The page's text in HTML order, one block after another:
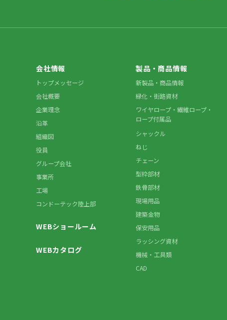
会社情報
トップメッセージ
会社概要
企業理念
沿革
組織図
役員
グループ会社
事業所
工場
コンドーテック陸上部
WEBショールーム
WEBカタログ
製品・商品情報
新製品・商品情報
緑化・街路資材
ワイヤロープ・繊維ロープ・
ロープ付属品
シャックル
ねじ
チェーン
型枠部材
鉄骨部材
現場用品
建築金物
保安用品
ラッシング資材
機械・工具類
CAD